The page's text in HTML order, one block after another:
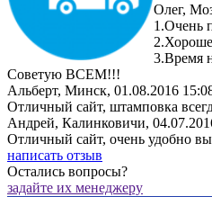
Олег,
1.Очень
3.Время
Советую ВСЕМ!!!
Альберт, Минск, 01.08.2016
Отличный сайт, штамповка
Андрей, Калинковичи,
Отличный сайт, очень удобно
написать отзыв
Остались вопросы?
задайте их менеджеру